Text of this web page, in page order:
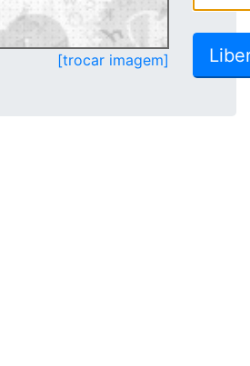
[trocar imagem]